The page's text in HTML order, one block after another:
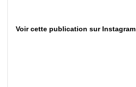
Voir cette publication sur Instagram